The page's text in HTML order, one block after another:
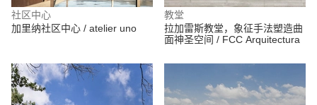
社区中心
加里纳社区中心 / atelier uno
教堂
拉加雷斯教堂，象征手法塑造曲
面神圣空间 / FCC Arquitectura